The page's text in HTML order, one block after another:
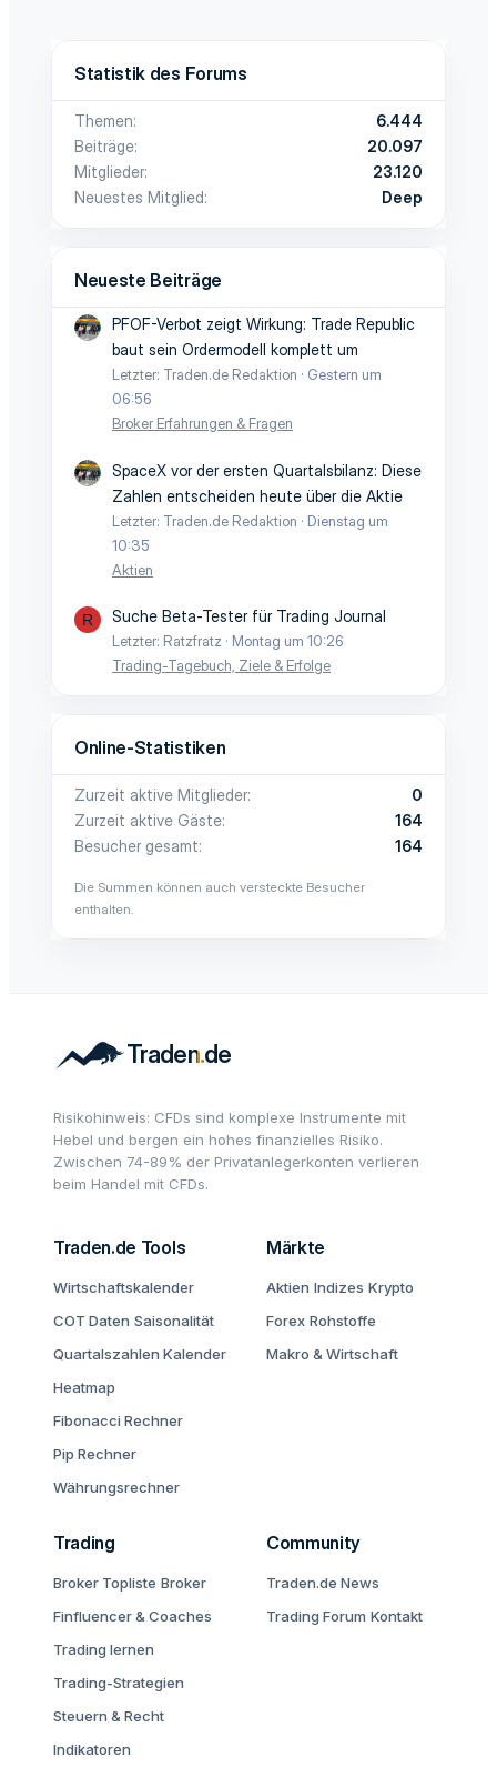
Statistik des Forums
Themen
6.444
Beiträge
20.097
Mitglieder
23.120
Neuestes Mitglied
Deep
Neueste Beiträge
PFOF-Verbot zeigt Wirkung: Trade Republic
baut sein Ordermodell komplett um
Letzter: Traden.de Redaktion
Gestern um
06:56
Broker Erfahrungen & Fragen
SpaceX vor der ersten Quartalsbilanz: Diese
Zahlen entscheiden heute über die Aktie
Letzter: Traden.de Redaktion
Dienstag um
10:35
Aktien
R Suche Beta-Tester für Trading Journal
Letzter: Ratzfratz
Montag um 10:26
Trading-Tagebuch, Ziele & Erfolge
Online-Statistiken
Zurzeit aktive Mitglieder
0
Zurzeit aktive Gäste
164
Besucher gesamt
164
Die Summen können auch versteckte Besucher
enthalten.
Risikohinweis: CFDs sind komplexe Instrumente mit
Hebel und bergen ein hohes finanzielles Risiko.
Zwischen 74-89% der Privatanlegerkonten verlieren
beim Handel mit CFDs.
Traden.de Tools
Wirtschaftskalender
COT Daten Saisonalität
Quartalszahlen Kalender
Heatmap
Fibonacci Rechner
Pip Rechner
Währungsrechner
Märkte
Aktien Indizes Krypto
Forex Rohstoffe
Makro & Wirtschaft
Trading
Broker Topliste Broker
Finfluencer & Coaches
Trading lernen
Trading-Strategien
Steuern & Recht
Indikatoren
Community
Traden.de News
Trading Forum Kontakt